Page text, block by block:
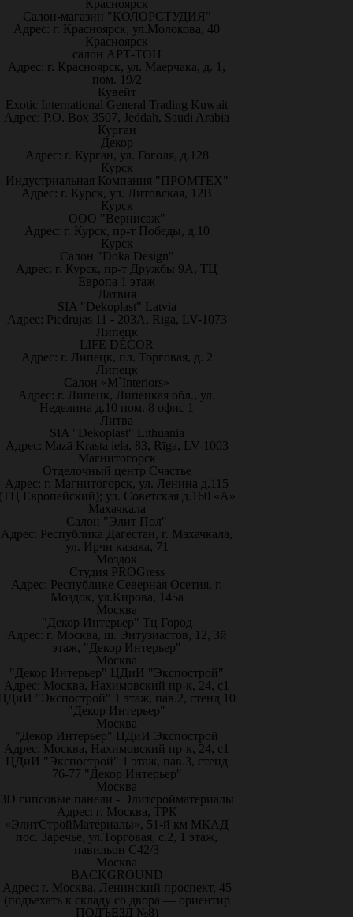
Красноярск
Салон-магазин "КОЛОРСТУДИЯ"
Адрес: г. Красноярск, ул.Молокова, 40
Красноярск
салон АРТ-ТОН
Адрес: г. Красноярск, ул. Маерчака, д. 1,
пом. 19/2
Кувейт
Exotic International General Trading Kuwait
Адрес: P.O. Box 3507, Jeddah, Saudi Arabia
Курган
Декор
Адрес: г. Курган, ул. Гоголя, д.128
Курск
Индустриальная Компания "ПРОМТЕХ"
Адрес: г. Курск, ул. Литовская, 12В
Курск
ООО "Вернисаж"
Адрес: г. Курск, пр-т Победы, д.10
Курск
Салон "Doka Design"
Адрес: г. Курск, пр-т Дружбы 9А, ТЦ
Европа 1 этаж
Латвия
SIA "Dekoplast" Latvia
Адрес: Piedrujas 11 - 203A, Riga, LV-1073
Липецк
LIFE DÉCOR
Адрес: г. Липецк, пл. Торговая, д. 2
Липецк
Салон «M`Interiors»
Адрес: г. Липецк, Липецкая обл., ул.
Неделина д.10 пом. 8 офис 1
Литва
SIA "Dekoplast" Lithuania
Адрес: Mazā Krasta iela, 83, Rīga, LV-1003
Магнитогорск
Отделочный центр Счастье
Адрес: г. Магнитогорск, ул. Ленина д.115
Европейский); ул. Советская д.160 «А»
Махачкала
Салон "Элит Пол"
Адрес: Республика Дагестан, г. Махачкала,
ул. Ирчи казака, 71
Моздок
Студия PROGress
Адрес: Республике Северная Осетия, г.
Моздок, ул.Кирова, 145а
Москва
"Декор Интерьер" Тц Город
Адрес: г. Москва, ш. Энтузиастов, 12, 3й
этаж, "Декор Интерьер"
Москва
"Декор Интерьер" ЦДиИ "Экспострой"
Адрес: Москва, Нахимовский пр-к, 24, с1
"Экспострой" 1 этаж, пав.2, стенд 10
"Декор Интерьер"
Москва
"Декор Интерьер" ЦДиИ Экспострой
Адрес: Москва, Нахимовский пр-к, 24, с1
ЦДиИ "Экспострой" 1 этаж, пав.3, стенд
76-77 "Декор Интерьер"
Москва
3D гипсовые панели - Элитсройматериалы
Адрес: г. Москва, ТРК
«ЭлитСтройМатериалы», 51-й км МКАД
пос. Заречье, ул.Торговая, с.2, 1 этаж,
павильон С42/3
Москва
BACKGROUND
Адрес: г. Москва, Ленинский проспект, 45
(подъехать к складу со двора — ориентир
ПОДЪЕЗД №8)